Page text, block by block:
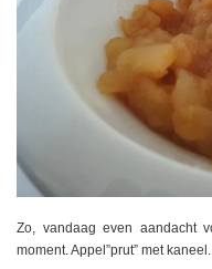
Zo, vandaag even aandacht
moment. Appel”prut” met kaneel..